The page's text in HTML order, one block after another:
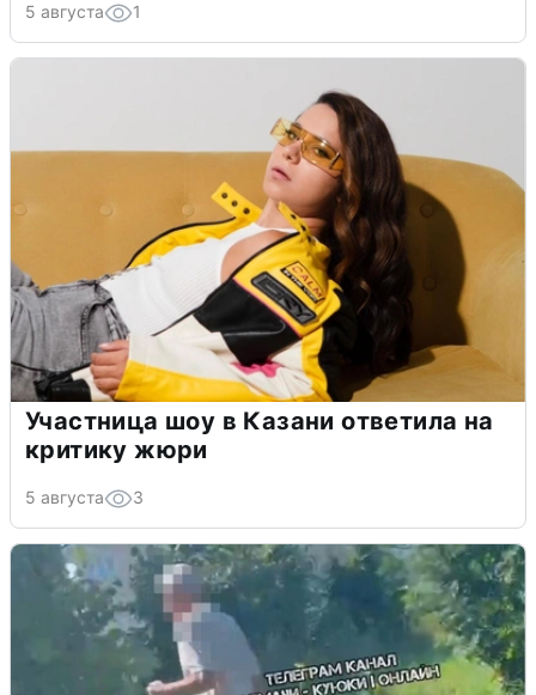
5 августа 1
Участница шоу в Казани ответила на
критику жюри
5 августа 3